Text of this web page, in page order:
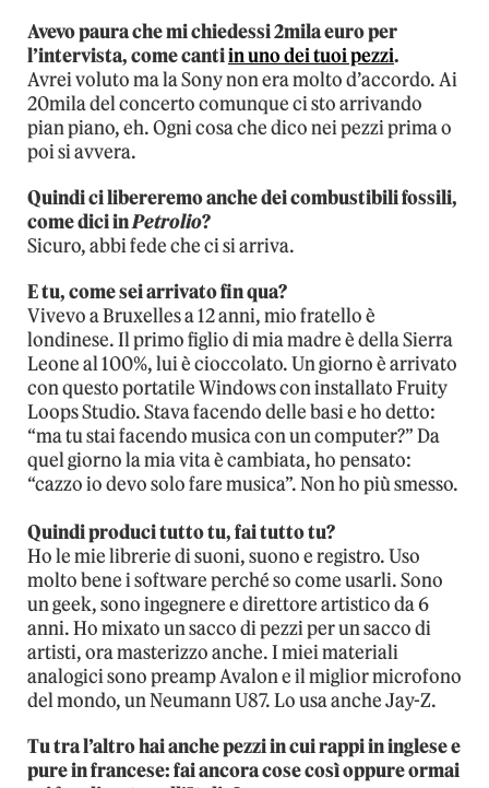
Avevo paura che mi chiedessi 2mila euro per
l’intervista, come cantiin uno dei tuoi pezzi.
Avrei voluto ma la Sony non era molto d’accordo. Ai
20mila del concerto comunque ci sto arrivando
pian piano, eh. Ogni cosa che dico nei pezzi prima o
poi si avvera.
Quindi ci libereremo anche dei combustibili fossili,
come dici inPetrolio?
Sicuro, abbi fede che ci si arriva.
E tu, come sei arrivato fin qua?
Vivevo a Bruxelles a 12 anni, mio fratello è
londinese. Il primo figlio di mia madre è della Sierra
Leone al 100%, lui è cioccolato. Un giorno è arrivato
con questo portatile Windows con installato Fruity
Loops Studio. Stava facendo delle basi e ho detto:
“ma tu stai facendo musica con un computer?” Da
quel giorno la mia vita è cambiata, ho pensato:
“cazzo io devo solo fare musica”. Non ho più smesso.
Quindi produci tutto tu, fai tutto tu?
Ho le mie librerie di suoni, suono e registro. Uso
molto bene i software perché so come usarli. Sono
un geek, sono ingegnere e direttore artistico da 6
anni. Ho mixato un sacco di pezzi per un sacco di
artisti, ora masterizzo anche. I miei materiali
analogici sono preamp Avalon e il miglior microfono
del mondo, un Neumann U87. Lo usa anche Jay-Z.
Tu tra l’altro hai anche pezzi in cui rappi in inglese e
pure in francese: fai ancora cose così oppure ormai